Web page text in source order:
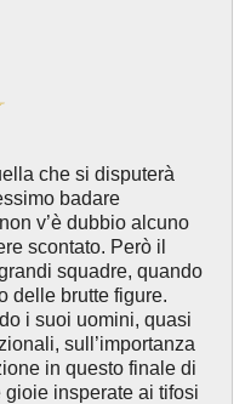
che si disputerà
badare
v’è dubbio alcuno
scontato. Però il
squadre, quando
delle brutte figure.
i suoi uomini, quasi
sull’importanza
in questo finale di
insperate ai tifosi